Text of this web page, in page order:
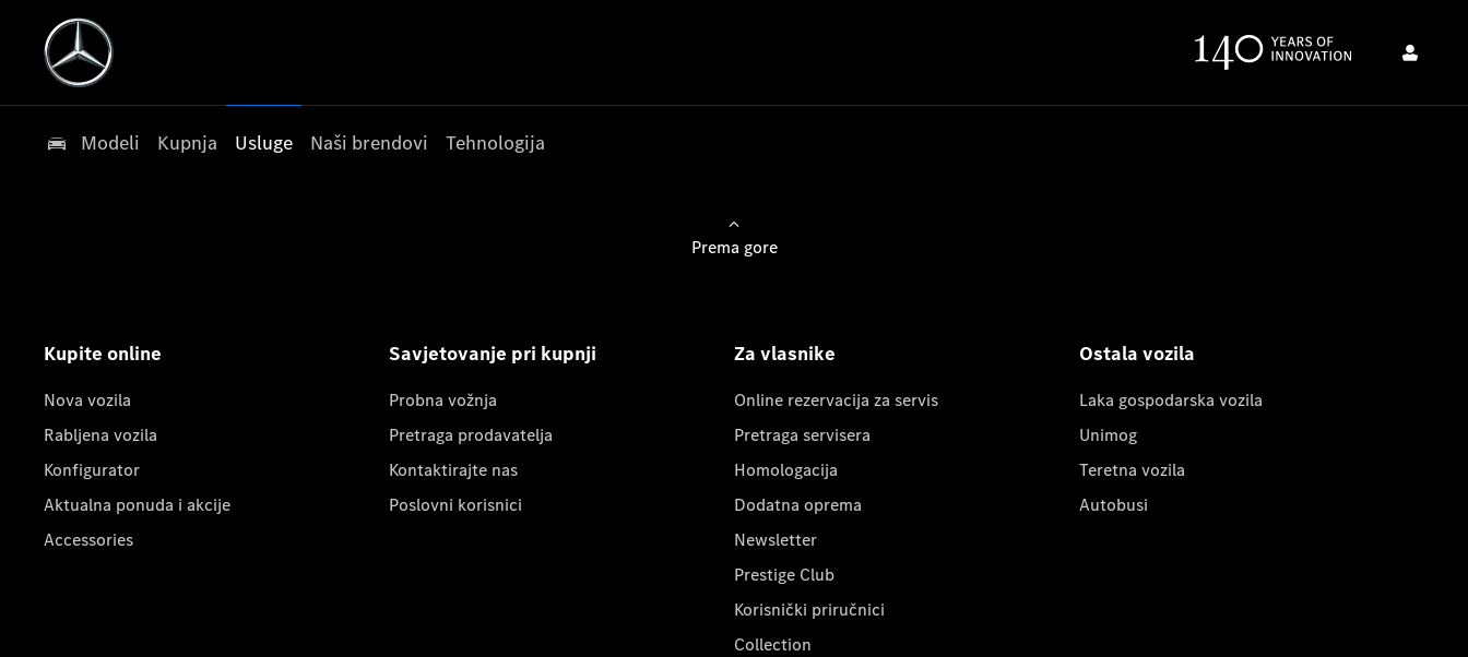
Modeli Kupnja Usluge Naši brendovi Tehnologija
Prema gore
Kupite online
Nova vozila
Rabljena vozila
Konfigurator
Aktualna ponuda i akcije
Accessories
Savjetovanje pri kupnji
Probna vožnja
Pretraga prodavatelja
Kontaktirajte nas
Poslovni korisnici
Za vlasnike
Online rezervacija za servis
Pretraga servisera
Homologacija
Dodatna oprema
Newsletter
Prestige Club
Korisnički priručnici
Collection
Ostala vozila
Laka gospodarska vozila
Unimog
Teretna vozila
Autobusi